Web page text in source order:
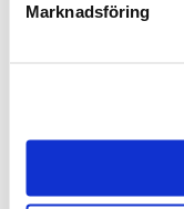
Marknadsföring